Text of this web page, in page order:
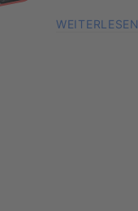
WEITERLESEN